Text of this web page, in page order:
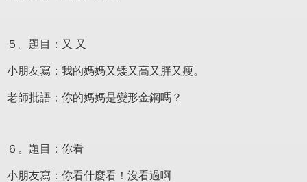
５。題目：又 又
小朋友寫：我的媽媽又矮又高又胖又瘦。
老師批語；你的媽媽是變形金鋼嗎？
６。題目：你看
小朋友寫：你看什麼看！沒看過啊